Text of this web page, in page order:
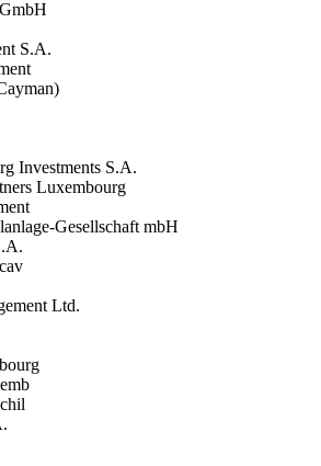
S.A.
Investments S.A.
Luxembourg
Gesellschaft mbH
Ltd.